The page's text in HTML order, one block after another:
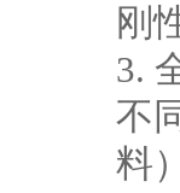
刚
3.
不
料